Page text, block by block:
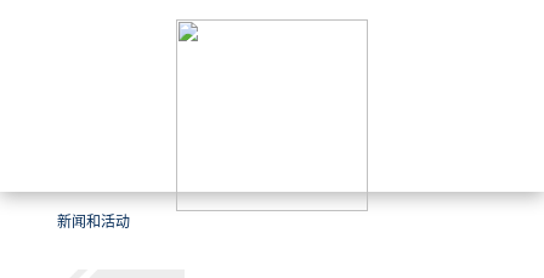
新闻和活动